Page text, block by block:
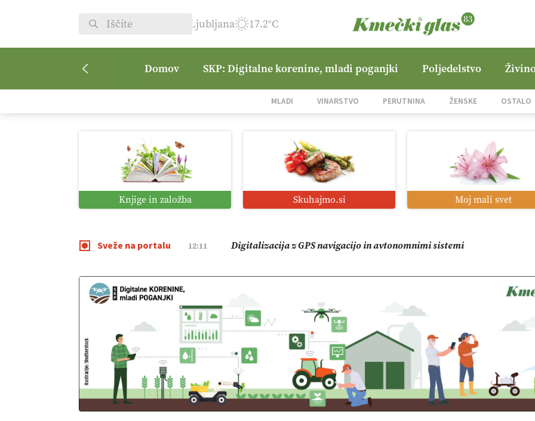
Ljubljana 17.2°C
Domov SKP: Digitalne korenine, mladi poganjki Poljedelstvo
MLADI VINARSTVO PERUTNINA ŽENSKE OSTALO
Knjige in založba Skuhajmo.si Moj mali svet
Sveže na portalu
08:50 Vrt Dvorjane Hills
01:38 Digitalno od satelita do prašičjega korita
12:11 Digitalizacija z GPS navigacijo in avtonomnimi sistemi
09:09 Pomagajmo družini Bregar po uničujočem požaru